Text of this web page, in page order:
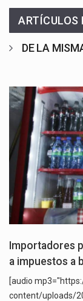
ARTÍCULOS
DE LA
Importadores
a impuestos a
[audio
content/uploads/